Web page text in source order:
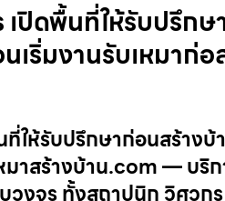
ปิดพื้นที่ให้รับปรึก
ริ่มงานรับเหมาก่อ
ที่ให้รับปรึกษาก่อนสร้า
มาสร้างบ้าน.com — บริ
งจร ทั้งสถาปนิก วิศวก